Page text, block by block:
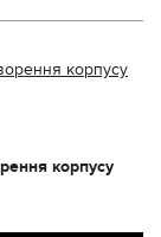
корпусу